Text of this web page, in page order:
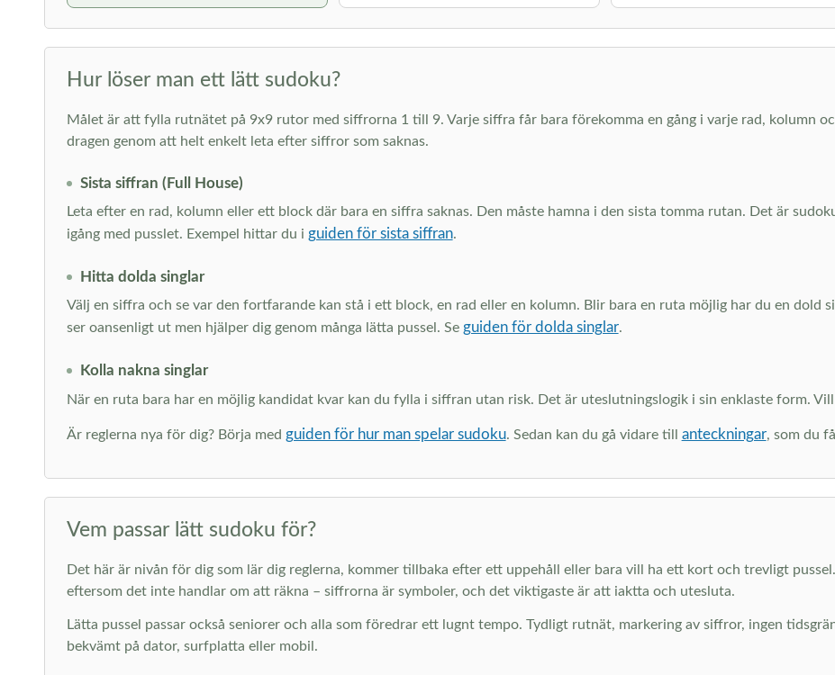
Hur löser man ett lätt sudoku?
Målet är att fylla rutnätet på 9x9 rutor med siffrorna 1 till 9. Varje siffra får bara förekomma en gång i varje rad, kolumn
dragen genom att helt enkelt leta efter siffror som saknas.
Sista siffran (Full House)
Leta efter en rad, kolumn eller ett block där bara en siffra saknas. Den måste hamna i den sista tomma rutan. Det är
igång med pusslet. Exempel hittar du i guiden för sista siffran.
Hitta dolda singlar
Välj en siffra och se var den fortfarande kan stå i ett block, en rad eller en kolumn. Blir bara en ruta möjlig har du en dold
ser oansenligt ut men hjälper dig genom många lätta pussel. Se guiden för dolda singlar.
Kolla nakna singlar
När en ruta bara har en möjlig kandidat kvar kan du fylla i siffran utan risk. Det är uteslutningslogik i sin enklaste form. Vill
Är reglerna nya för dig? Börja med guiden för hur man spelar sudoku. Sedan kan du gå vidare till anteckningar, som du
Vem passar lätt sudoku för?
Det här är nivån för dig som lär dig reglerna, kommer tillbaka efter ett uppehåll eller bara vill ha ett kort och trevligt
eftersom det inte handlar om att räkna – siffrorna är symboler, och det viktigaste är att iaktta och utesluta.
Lätta pussel passar också seniorer och alla som föredrar ett lugnt tempo. Tydligt rutnät, markering av siffror, ingen
bekvämt på dator, surfplatta eller mobil.